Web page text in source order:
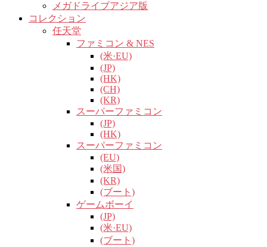
メガドライブアジア版
コレクション
任天堂
ファミコン & NES
(米·EU)
(JP)
(HK)
(CH)
(KR)
スーパーファミコン
(JP)
(HK)
スーパーファミコン
(EU)
(米国)
(KR)
(ブート)
ゲームボーイ
(JP)
(米·EU)
(ブート)